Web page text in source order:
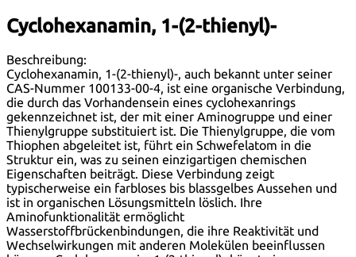
Cyclohexanamin, 1-(2-thienyl)-
Beschreibung:
Cyclohexanamin, 1-(2-thienyl)-, auch bekannt unter seiner
CAS-Nummer 100133-00-4, ist eine organische Verbindung,
die durch das Vorhandensein eines cyclohexanrings
gekennzeichnet ist, der mit einer Aminogruppe und einer
Thienylgruppe substituiert ist. Die Thienylgruppe, die vom
Thiophen abgeleitet ist, führt ein Schwefelatom in die
Struktur ein, was zu seinen einzigartigen chemischen
Eigenschaften beiträgt. Diese Verbindung zeigt
typischerweise ein farbloses bis blassgelbes Aussehen und
ist in organischen Lösungsmitteln löslich. Ihre
Aminofunktionalität ermöglicht
Wasserstoffbrückenbindungen, die ihre Reaktivität und
Wechselwirkungen mit anderen Molekülen beeinflussen